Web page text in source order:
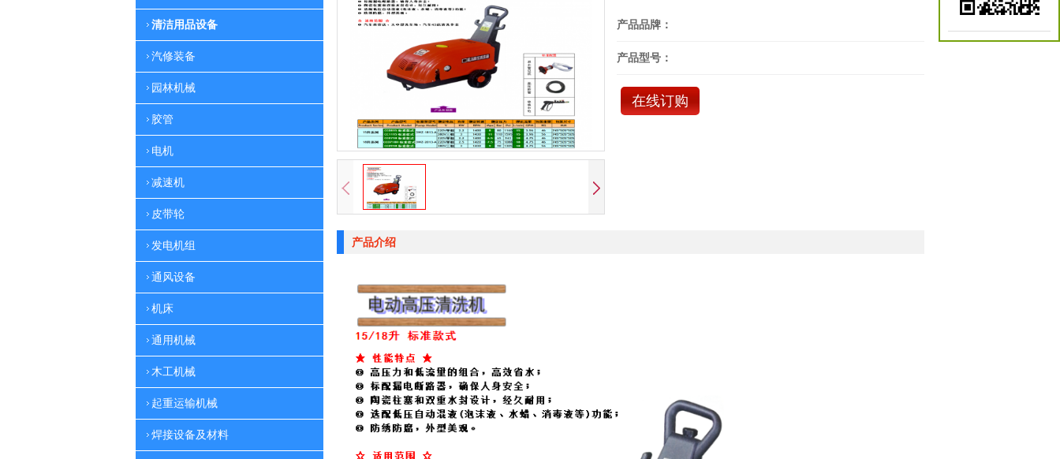
清洁用品设备
汽修装备
园林机械
胶管
电机
减速机
皮带轮
发电机组
通风设备
机床
通用机械
木工机械
起重运输机械
焊接设备及材料
产品品牌：
产品型号：
在线订购
产品介绍